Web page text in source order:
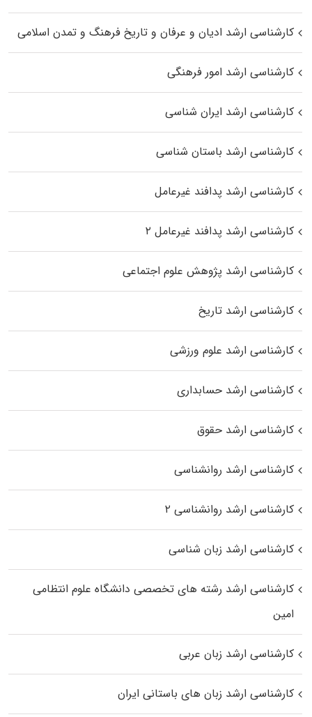
کارشناسی ارشد ادیان و عرفان و تاریخ فرهنگ و تمدن اسلامی
کارشناسی ارشد امور فرهنگی
کارشناسی ارشد ایران شناسی
کارشناسی ارشد باستان شناسی
کارشناسی ارشد پدافند غیرعامل
کارشناسی ارشد پدافند غیرعامل ۲
کارشناسی ارشد پژوهش علوم اجتماعی
کارشناسی ارشد تاریخ
کارشناسی ارشد علوم ورزشی
کارشناسی ارشد حسابداری
کارشناسی ارشد حقوق
کارشناسی ارشد روانشناسی
کارشناسی ارشد روانشناسی ۲
کارشناسی ارشد زبان شناسی
کارشناسی ارشد رﺷﺘﻪ ﻫﺎی تخصصی داﻧﺸﮕﺎه ﻋﻠﻮم انتظامی
اﻣﻴﻦ
کارشناسی ارشد زبان عربی
کارشناسی ارشد زبان‌ های باستانی ایران